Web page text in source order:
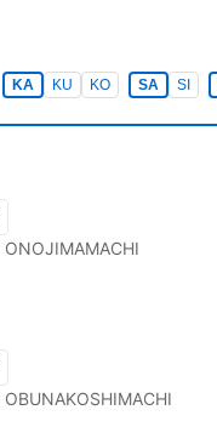
KA KU KO SA SI
ONOJIMAMACHI
OBUNAKOSHIMACHI